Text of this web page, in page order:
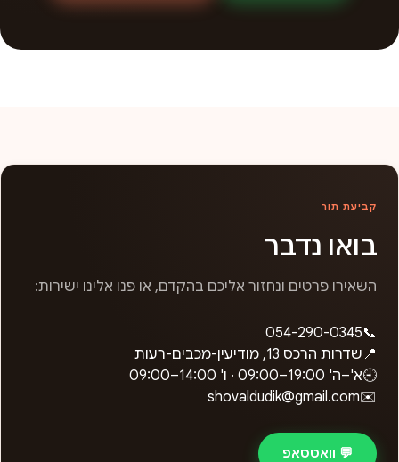
קביעת תור
בואו נדבר
השאירו פרטים ונחזור אליכם בהקדם, או פנו אלינו ישירות:
📞
054-290-0345
📍 שדרות הרכס 13, מודיעין-מכבים-רעות
🕘א'–ה' 09:00–19:00 · ו' 09:00–14:00
✉️
shovaldudik@gmail.com
💬 וואטסאפ